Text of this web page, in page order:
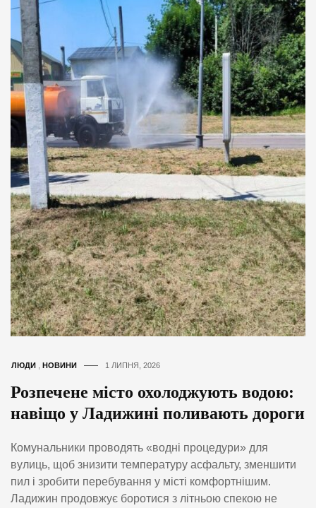
ЛЮДИ НОВИНИ 1 ЛИПНЯ, 2026
Розпечене місто охолоджують водою:
навіщо у Ладижині поливають дороги
Комунальники проводять «водні процедури» для
вулиць, щоб знизити температуру асфальту, зменшити
пил і зробити перебування у місті комфортнішим.
Ладижин продовжує боротися з літньою спекою не